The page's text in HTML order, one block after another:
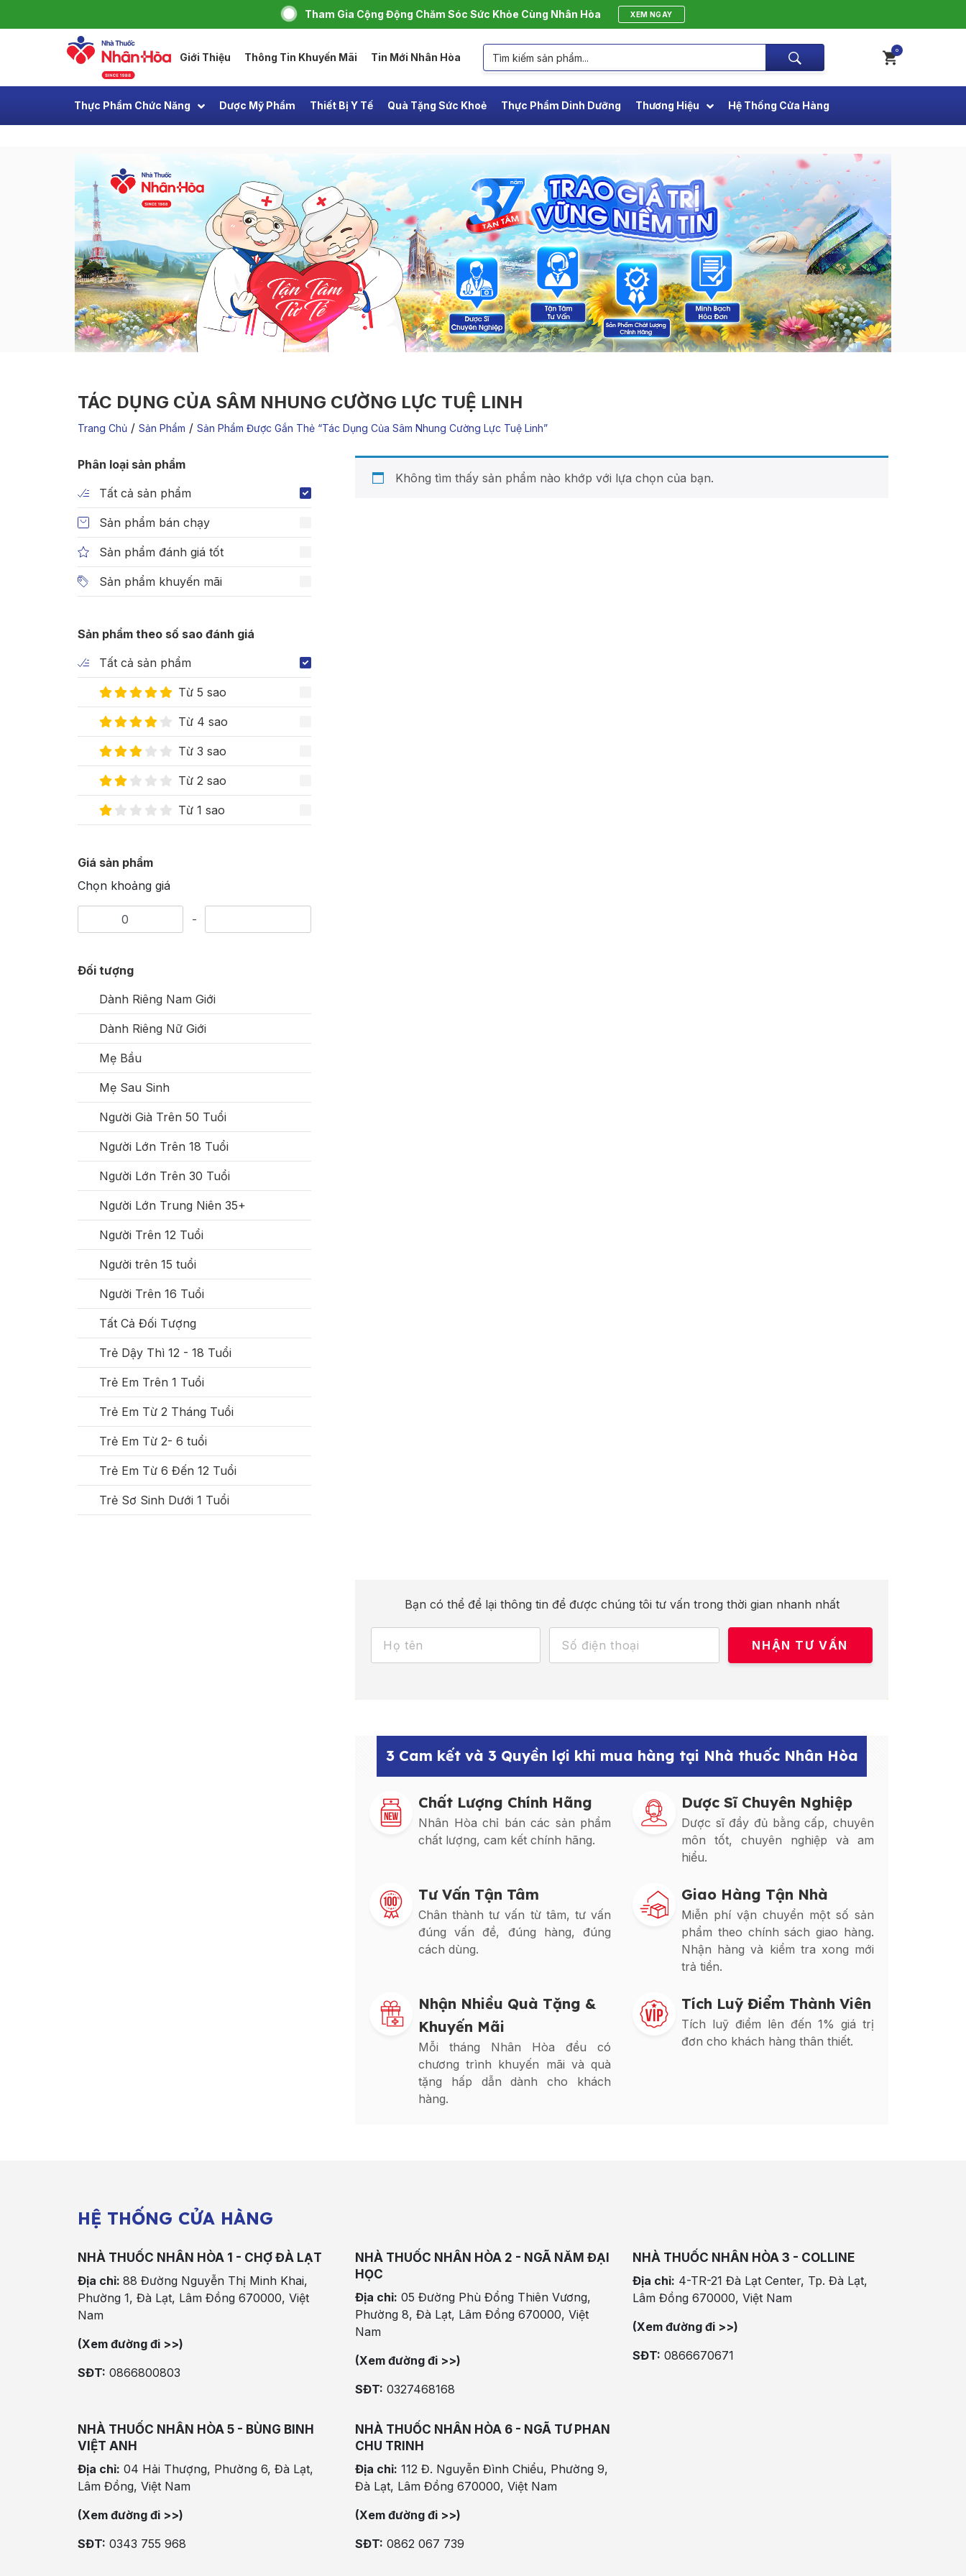
Tham Gia Cộng Động Chăm Sóc Sức Khỏe Cùng Nhân Hòa XEM NGAY
Giới Thiệu Thông Tin Khuyến Mãi Tin Mới Nhân Hòa
0
Thực Phẩm Chức Năng Dược Mỹ Phẩm Thiết Bị Y Tế Quà Tặng Sức Khoẻ Thực Phẩm Dinh Dưỡng Thương Hiệu Hệ Thống Cửa Hàng
TÁC DỤNG CỦA SÂM NHUNG CƯỜNG LỰC TUỆ LINH
Trang Chủ / Sản Phẩm / Sản Phẩm Được Gắn Thẻ “tác Dụng Của Sâm Nhung Cường Lực Tuệ Linh”
Phân loại sản phẩm
Tất cả sản phẩm
Sản phẩm bán chạy
Sản phẩm đánh giá tốt
Sản phẩm khuyến mãi
Sản phẩm theo số sao đánh giá
Tất cả sản phẩm
Từ 5 sao
Từ 4 sao
Từ 3 sao
Từ 2 sao
Từ 1 sao
Giá sản phẩm
Chọn khoảng giá
-
Đối tượng
Dành Riêng Nam Giới
Dành Riêng Nữ Giới
Mẹ Bầu
Mẹ Sau Sinh
Người Già Trên 50 Tuổi
Người Lớn Trên 18 Tuổi
Người Lớn Trên 30 Tuổi
Người Lớn Trung Niên 35+
Người Trên 12 Tuổi
Người trên 15 tuổi
Người Trên 16 Tuổi
Tất Cả Đối Tượng
Trẻ Dậy Thì 12 - 18 Tuổi
Trẻ Em Trên 1 Tuổi
Trẻ Em Từ 2 Tháng Tuổi
Trẻ Em Từ 2- 6 tuổi
Trẻ Em Từ 6 Đến 12 Tuổi
Trẻ Sơ Sinh Dưới 1 Tuổi
Không tìm thấy sản phẩm nào khớp với lựa chọn của bạn.
Bạn có thể để lại thông tin để được chúng tôi tư vấn trong thời gian nhanh nhất
3 Cam kết và 3 Quyền lợi khi mua hàng tại Nhà thuốc Nhân Hòa
Chất Lượng Chính Hãng
Nhân Hòa chỉ bán các sản phẩm
chất lượng, cam kết chính hãng.
Dược Sĩ Chuyên Nghiệp
Dược sĩ đầy đủ bằng cấp, chuyên
môn tốt, chuyên nghiệp và am
hiểu.
Tư Vấn Tận Tâm
Chân thành tư vấn từ tâm, tư vấn
đúng vấn đề, đúng hàng, đúng
cách dùng.
Giao Hàng Tận Nhà
Miễn phí vận chuyển một số sản
phẩm theo chính sách giao hàng.
Nhận hàng và kiểm tra xong mới
trả tiền.
Nhận Nhiều Quà Tặng &
Khuyến Mãi
Mỗi tháng Nhân Hòa đều có
chương trình khuyến mãi và quà
tặng hấp dẫn dành cho khách
hàng.
Tích Luỹ Điểm Thành Viên
Tích luỹ điểm lên đến 1% giá trị
đơn cho khách hàng thân thiết.
HỆ THỐNG CỬA HÀNG
NHÀ THUỐC NHÂN HÒA 1 - CHỢ ĐÀ LẠT
Địa chỉ: 88 Đường Nguyễn Thị Minh Khai,
Phường 1, Đà Lạt, Lâm Đồng 670000, Việt
Nam
(Xem đường đi >>)
SĐT: 0866800803
NHÀ THUỐC NHÂN HÒA 2 - NGÃ NĂM ĐẠI
HỌC
Địa chỉ: 05 Đường Phù Đổng Thiên Vương,
Phường 8, Đà Lạt, Lâm Đồng 670000, Việt
Nam
(Xem đường đi >>)
SĐT: 0327468168
NHÀ THUỐC NHÂN HÒA 3 - COLLINE
Địa chỉ: 4-TR-21 Đà Lạt Center, Tp. Đà Lạt,
Lâm Đồng 670000, Việt Nam
(Xem đường đi >>)
SĐT: 0866670671
NHÀ THUỐC NHÂN HÒA 5 - BÙNG BINH
VIỆT ANH
Địa chỉ: 04 Hải Thượng, Phường 6, Đà Lạt,
Lâm Đồng, Việt Nam
(Xem đường đi >>)
SĐT: 0343 755 968
NHÀ THUỐC NHÂN HÒA 6 - NGÃ TƯ PHAN
CHU TRINH
Địa chỉ: 112 Đ. Nguyễn Đình Chiểu, Phường 9,
Đà Lạt, Lâm Đồng 670000, Việt Nam
(Xem đường đi >>)
SĐT: 0862 067 739